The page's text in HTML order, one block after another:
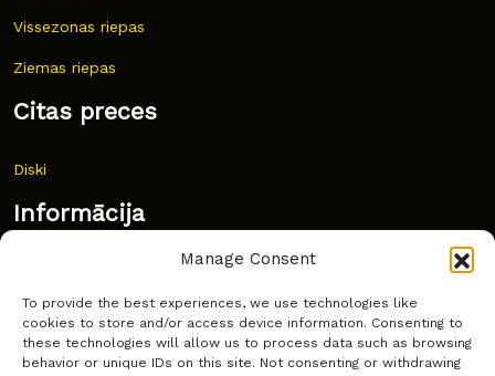
Manage Consent
To provide the best experiences, we use technologies like
cookies to store and/or access device information. Consenting to
these technologies will allow us to process data such as browsing
behavior or unique IDs on this site. Not consenting or withdrawing
Vissezonas riepas
Ziemas riepas
Citas preces
Diski
Informācija
Bieži uzdoti jautājumi
Kur pirkt?